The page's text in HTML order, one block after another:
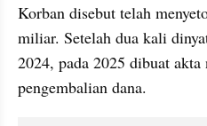
Korban disebut telah
miliar. Setelah dua kali
2024, pada 2025 dibuat
pengembalian dana.